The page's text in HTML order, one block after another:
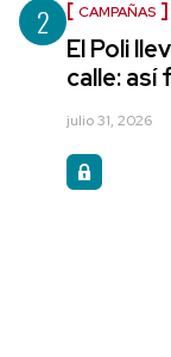
2 CAMPAÑAS
El Poli
calle: así
julio 31, 2026